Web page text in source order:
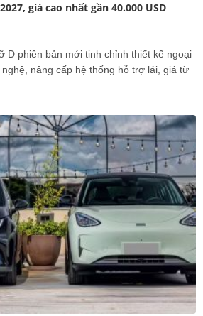
giá cao nhất gần 40.000 USD
D phiên bản mới tinh chỉnh thiết kế ngoại
nâng cấp hệ thống hỗ trợ lái, giá từ